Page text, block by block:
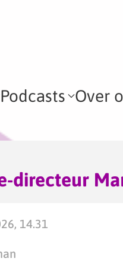
Podcasts Over
directeur
14.31